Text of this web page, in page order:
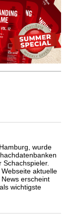
wurde
aktuelle
erscheint
wichtigste